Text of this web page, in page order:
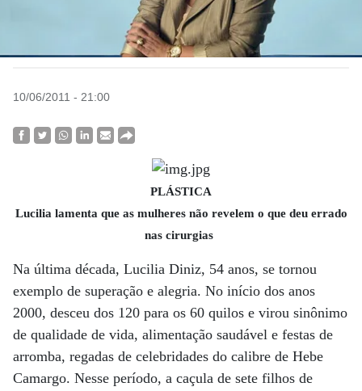
10/06/2011 - 21:00
PLÁSTICA
Lucilia lamenta que as mulheres não revelem o que deu errado
nas cirurgias
Na última década, Lucilia Diniz, 54 anos, se tornou
exemplo de superação e alegria. No início dos anos
2000, desceu dos 120 para os 60 quilos e virou sinônimo
de qualidade de vida, alimentação saudável e festas de
arromba, regadas de celebridades do calibre de Hebe
Camargo. Nesse período, a caçula de sete filhos de